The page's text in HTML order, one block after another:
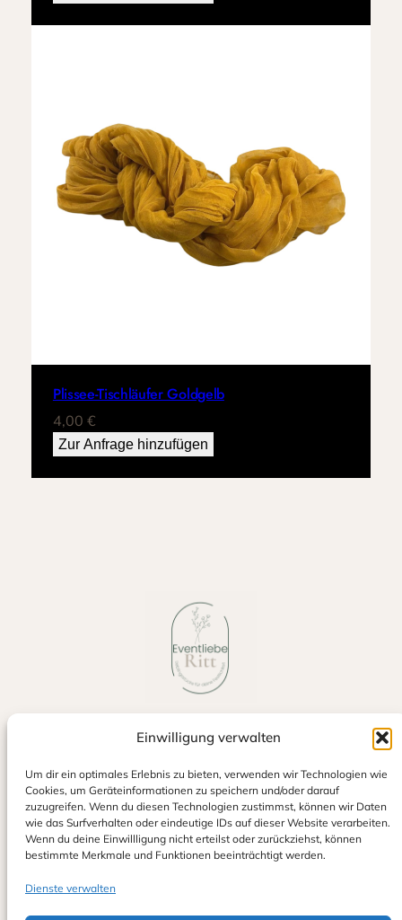
Einwilligung verwalten
Um dir ein optimales Erlebnis zu bieten, verwenden wir Technologien wie
Cookies, um Geräteinformationen zu speichern und/oder darauf
zuzugreifen. Wenn du diesen Technologien zustimmst, können wir Daten
wie das Surfverhalten oder eindeutige IDs auf dieser Website verarbeiten.
Wenn du deine Einwillligung nicht erteilst oder zurückziehst, können
bestimmte Merkmale und Funktionen beeinträchtigt werden.
Dienste verwalten
Plissee-Tischläufer Goldgelb
4,00 €
Zur Anfrage hinzufügen
Eventliebe Ritt
Alexander & Sina Ritt GbR